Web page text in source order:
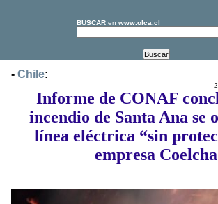
BUSCAR en www.olca.cl
- Chile:
Informe de CONAF
incendio de Santa Ana se
línea eléctrica “sin
empresa Coelcha